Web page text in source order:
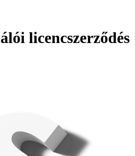
licencszerződés